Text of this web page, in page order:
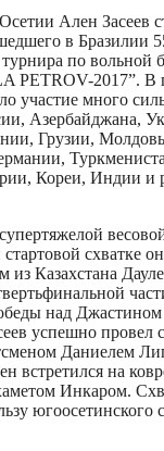
Ален Засеев
в Бразилии
по вольной
PETROV-2017”. В
участие много
Азербайджана,
Грузии,
Кореи, Индии и
схватке
из Казахстана
над
успешно провел
Даниелем
встретился на
Инкаром.
югоосетинского